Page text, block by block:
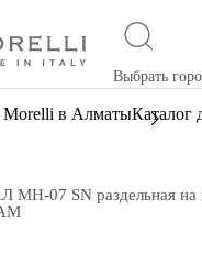
Выбрать
в АлматыКаталог
07 SN раздельная на